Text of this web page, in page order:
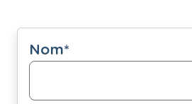
Nom*